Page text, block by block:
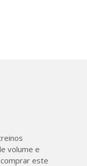
volume e
este